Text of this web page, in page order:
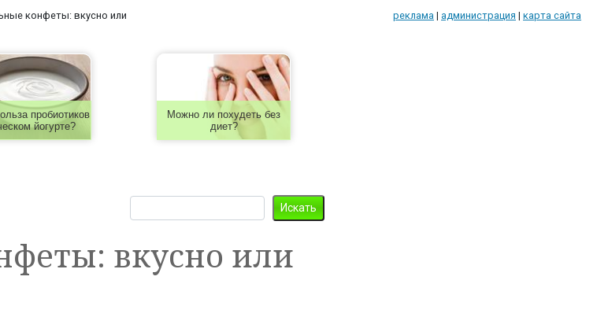
конфеты: вкусно или
реклама | администрация | карта сайта
пробиотиков
йогурте?
Можно ли похудеть без
диет?
вкусно или